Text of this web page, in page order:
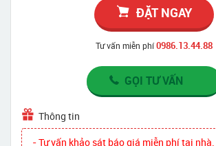
ĐẶT NGAY
Tư vấn miễn phí0986.13.44.88
GỌI TƯ VẤN
Thông tin
- Tư vấn khảo sát báo giá miễn phí tại nhà.